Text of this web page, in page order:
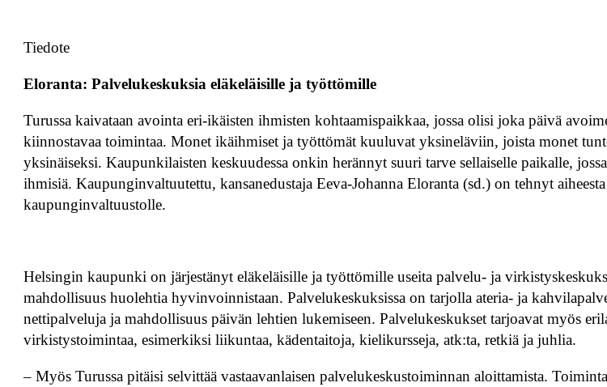
Tiedote
Eloranta: Palvelukeskuksia eläkeläisille ja työttömille
Turussa kaivataan avointa eri-ikäisten ihmisten kohtaamispaikkaa, jossa olisi joka päivä
kiinnostavaa toimintaa. Monet ikäihmiset ja työttömät kuuluvat yksineläviin, joista monet
yksinäiseksi. Kaupunkilaisten keskuudessa onkin herännyt suuri tarve sellaiselle paikalle,
ihmisiä. Kaupunginvaltuutettu, kansanedustaja Eeva-Johanna Eloranta (sd.) on tehnyt
kaupunginvaltuustolle.
Helsingin kaupunki on järjestänyt eläkeläisille ja työttömille useita palvelu- ja
mahdollisuus huolehtia hyvinvoinnistaan. Palvelukeskuksissa on tarjolla ateria- ja
nettipalveluja ja mahdollisuus päivän lehtien lukemiseen. Palvelukeskukset tarjoavat myös
virkistystoimintaa, esimerkiksi liikuntaa, kädentaitoja, kielikursseja, atk:ta, retkiä ja juhlia.
– Myös Turussa pitäisi selvittää vastaavanlaisen palvelukeskustoiminnan aloittamista.